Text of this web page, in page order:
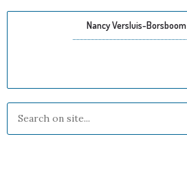
Nancy Versluis-Borsboom